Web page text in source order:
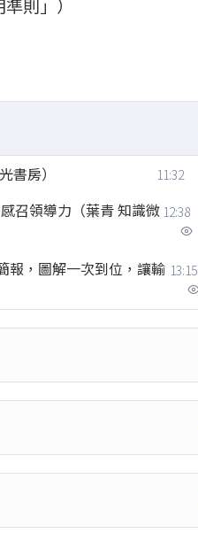
則」）
書房） 11:32
召領導力（葉青 知識微 12:38
報，圖解一次到位，讓輸 13:15